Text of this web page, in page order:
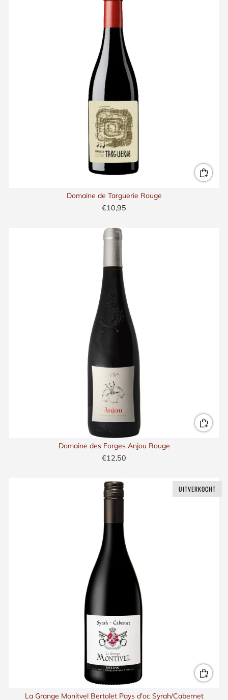
Domaine de Targuerie Rouge
€10,95
Domaine des Forges Anjou Rouge
€12,50
UITVERKOCHT
La Grange Monitvel Bertolet Pays d'oc Syrah/Cabernet